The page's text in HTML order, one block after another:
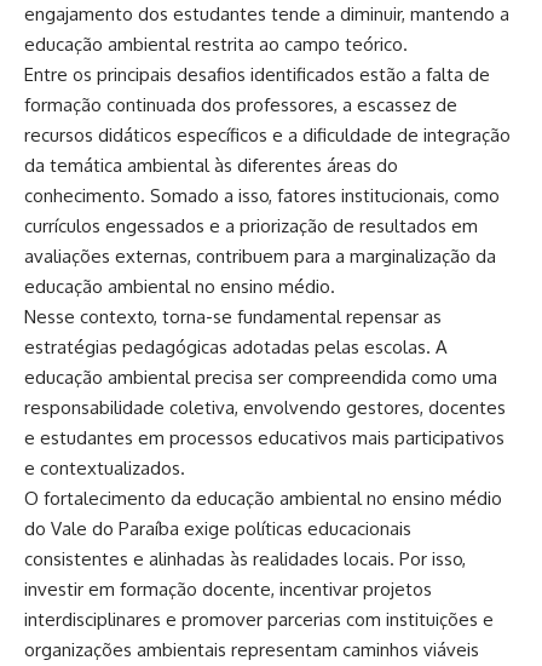
engajamento dos estudantes tende a diminuir, mantendo a
educação ambiental restrita ao campo teórico.
Entre os principais desafios identificados estão a falta de
formação continuada dos professores, a escassez de
recursos didáticos específicos e a dificuldade de integração
da temática ambiental às diferentes áreas do
conhecimento. Somado a isso, fatores institucionais, como
currículos engessados e a priorização de resultados em
avaliações externas, contribuem para a marginalização da
educação ambiental no ensino médio.
Nesse contexto, torna-se fundamental repensar as
estratégias pedagógicas adotadas pelas escolas. A
educação ambiental precisa ser compreendida como uma
responsabilidade coletiva, envolvendo gestores, docentes
e estudantes em processos educativos mais participativos
e contextualizados.
O fortalecimento da educação ambiental no ensino médio
do Vale do Paraíba exige políticas educacionais
consistentes e alinhadas às realidades locais. Por isso,
investir em formação docente, incentivar projetos
interdisciplinares e promover parcerias com instituições e
organizações ambientais representam caminhos viáveis